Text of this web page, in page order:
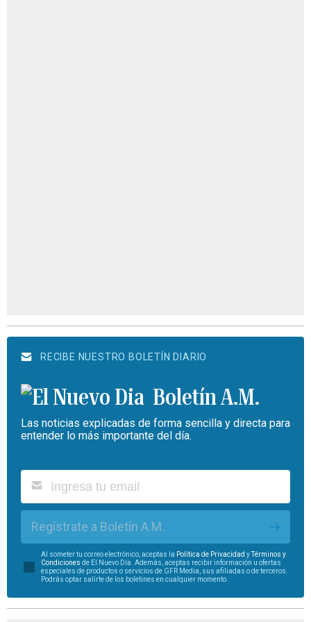
RECIBE NUESTRO BOLETÍN DIARIO
Boletín A.M.
Las noticias explicadas de forma sencilla y directa para
entender lo más importante del día.
Regístrate a Boletín A.M.
Al someter tu correo electrónico, aceptas la Política de Privacidad yTérminos y
Condiciones de El Nuevo Día. Además, aceptas recibir información u ofertas
especiales de productos o servicios de GFR Media, sus afiliadas o de terceros.
Podrás optar salirte de los boletines en cualquier momento.